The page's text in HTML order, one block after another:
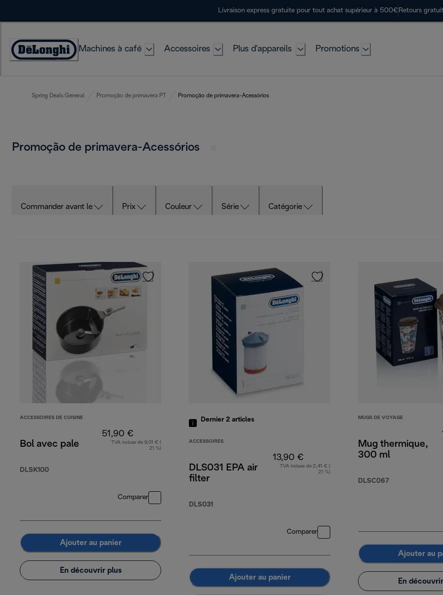
Livraison express gratuite pour tout achat supérieur à 500€ Retours
Déclaration
Machines à café Accessoires Plus d'appareils Promotions
Spring Deals General Promoção de primavera PT Promoção de primavera-Acessórios
Promoção de primavera-Acessórios
Commander avant le Prix Couleur Série Catégorie
ACCESSOIRES DE CUISINE
Bol avec pale
DLSK100
51,90 €
TVA incluse de 9,01 € (
21 %)
Comparer
Ajouter au panier
En découvrir plus
Dernier 2 articles
ACCESSOIRES
DLS031 EPA air
filter
DLS031
13,90 €
TVA incluse de 2,41 € (
21 %)
Comparer
Ajouter au panier
MUGS DE VOYAGE
Mug thermique,
300 ml
DLSC067
Ajouter au
En